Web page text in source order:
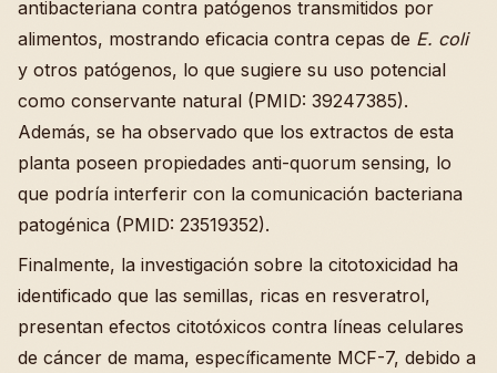
antibacteriana contra patógenos transmitidos por
alimentos, mostrando eficacia contra cepas de E. coli
y otros patógenos, lo que sugiere su uso potencial
como conservante natural (PMID: 39247385).
Además, se ha observado que los extractos de esta
planta poseen propiedades anti-quorum sensing, lo
que podría interferir con la comunicación bacteriana
patogénica (PMID: 23519352).
Finalmente, la investigación sobre la citotoxicidad ha
identificado que las semillas, ricas en resveratrol,
presentan efectos citotóxicos contra líneas celulares
de cáncer de mama, específicamente MCF-7, debido a